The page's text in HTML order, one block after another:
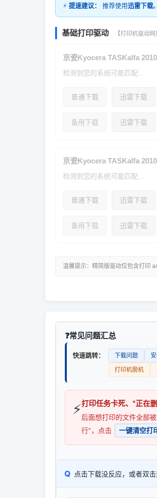
⚡ 提速建议： 推荐使用迅雷下载
基础打印驱动 【打印机驱动网
京瓷Kyocera TASKalfa
检测到您的系统可能匹配...
普通下载 迅雷下载
备用下载 迅雷下载
京瓷Kyocera TASKalfa
检测到您的系统可能匹配...
普通下载 迅雷下载
备用下载 迅雷下载
温馨提示：精简版驱动仅包含打印
常见问题汇总
快速跳转： 下载问题
打印机脱机
⚡打印任务卡死、"正在
后面想打印的文件全部
行"，点击
一键清空打
Q 点击下载没反应，或者双